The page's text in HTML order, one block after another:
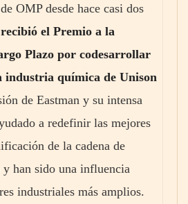
OMP desde hace casi dos
el Premio a la
Plazo por codesarrollar
industria química de Unison
de Eastman y su intensa
a redefinir las mejores
de la cadena de
han sido una influencia
industriales más amplios.